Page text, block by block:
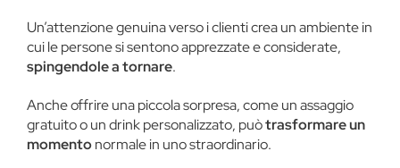
Un’attenzione genuina verso i clienti crea un ambiente in
cui le persone si sentono apprezzate e considerate,
spingendole a tornare.
Anche offrire una piccola sorpresa, come un assaggio
gratuito o un drink personalizzato, puòtrasformare un
momentonormale in uno straordinario.